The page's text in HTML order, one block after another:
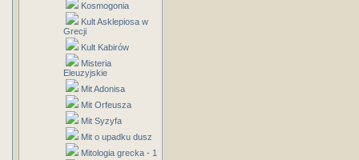
Kosmogonia
Kult Asklepiosa w
Grecji
Kult Kabirów
Misteria
Eleuzyjskie
Mit Adonisa
Mit Orfeusza
Mit Syzyfa
Mit o upadku dusz
Mitologia grecka - 1